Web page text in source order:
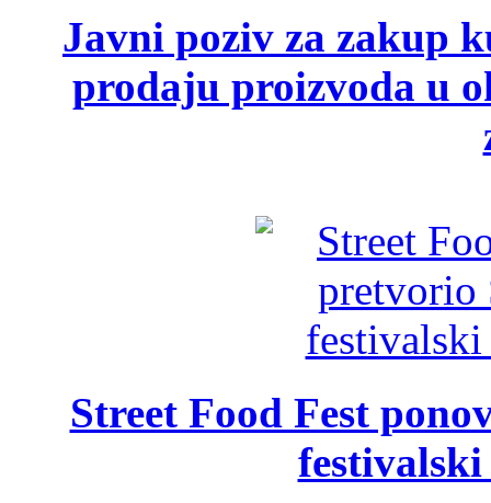
Javni poziv za zakup
prodaju proizvoda u
Street Food Fest